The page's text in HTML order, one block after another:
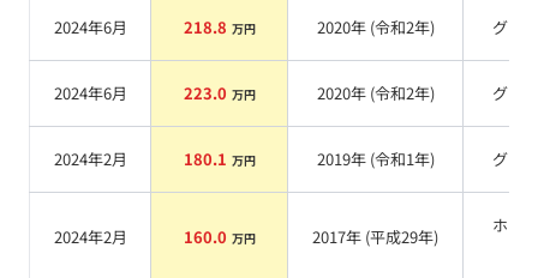
2024年6月 218.8 万円 2020年 (令和2年) グレー
2024年6月 223.0 万円 2020年 (令和2年) グレー
2024年2月 180.1 万円 2019年 (令和1年) グレー
2024年2月 160.0 万円 2017年 (平成29年)
ホワ